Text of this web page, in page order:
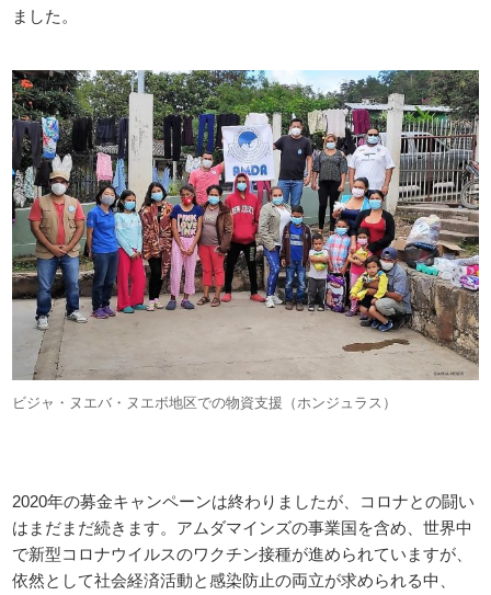
ました。
ビジャ・ヌエバ・ヌエボ地区での物資支援（ホンジュラス）
2020年の募金キャンペーンは終わりましたが、コロナとの闘い
はまだまだ続きます。アムダマインズの事業国を含め、世界中
で新型コロナウイルスのワクチン接種が進められていますが、
依然として社会経済活動と感染防止の両立が求められる中、